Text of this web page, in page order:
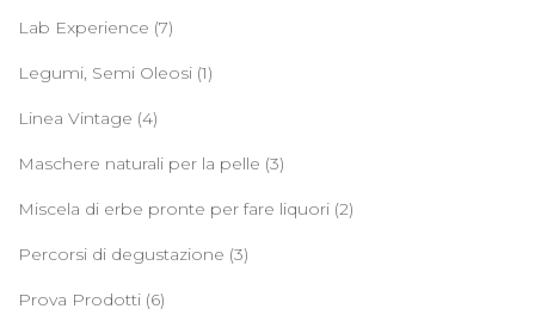
Lab Experience (7)
Legumi, Semi Oleosi (1)
Linea Vintage (4)
Maschere naturali per la pelle (3)
Miscela di erbe pronte per fare liquori (2)
Percorsi di degustazione (3)
Prova Prodotti (6)